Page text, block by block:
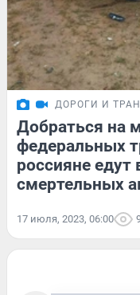
ДОРОГИ И
Добраться на
федеральных
россияне едут
смертельных
17 июля, 2023, 06:00